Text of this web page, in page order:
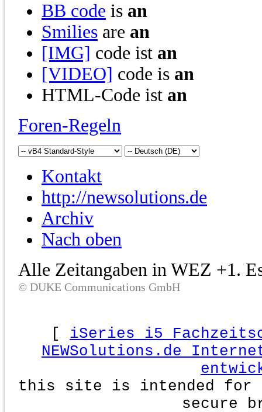
BB code is an
Smilies are an
[IMG] code ist an
[VIDEO] code is an
HTML-Code ist an
Foren-Regeln
Kontakt
http://newsolutions.de
Archiv
Nach oben
Alle Zeitangaben in WEZ +1.
© DUKE Communications GmbH
[ iSeries i5
NEWSolutions.de
this site is intended for
secure